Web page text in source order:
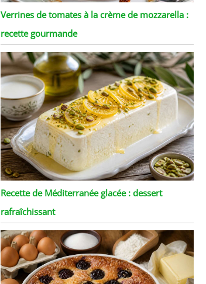
Verrines de tomates à la crème de mozzarella :
recette gourmande
Recette de Méditerranée glacée : dessert
rafraîchissant